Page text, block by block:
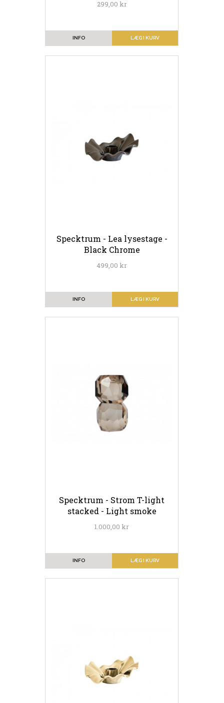
299,00 kr
LÆG I KURV
INFO
Specktrum - Lea lysestage -
Black Chrome
499,00 kr
LÆG I KURV
INFO
Specktrum - Strom T-light
stacked - Light smoke
1.000,00 kr
LÆG I KURV
INFO